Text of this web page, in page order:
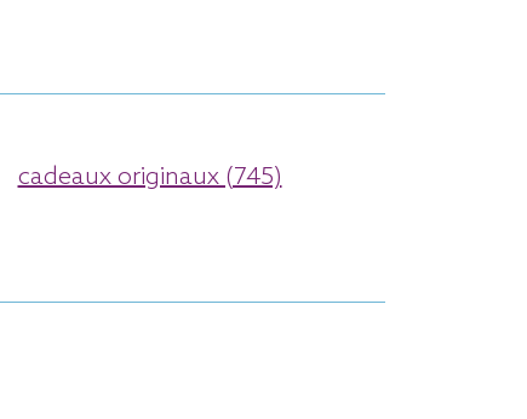
cadeaux originaux (745)